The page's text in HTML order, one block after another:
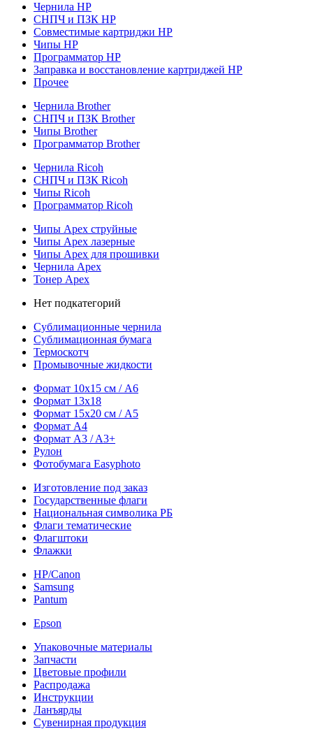
Чернила HP
СНПЧ и ПЗК HP
Совместимые картриджи HP
Чипы HP
Программатор HP
Заправка и восстановление картриджей HP
Прочее
Чернила Brother
СНПЧ и ПЗК Brother
Чипы Brother
Программатор Brother
Чернила Ricoh
СНПЧ и ПЗК Ricoh
Чипы Ricoh
Программатор Ricoh
Чипы Apex струйные
Чипы Apex лазерные
Чипы Apex для прошивки
Чернила Apex
Тонер Apex
Нет подкатегорий
Сублимационные чернила
Сублимационная бумага
Термоскотч
Промывочные жидкости
Формат 10х15 см / A6
Формат 13х18
Формат 15х20 см / A5
Формат А4
Формат A3 / A3+
Рулон
Фотобумага Easyphoto
Изготовление под заказ
Государственные флаги
Национальная символика РБ
Флаги тематические
Флагштоки
Флажки
HP/Canon
Samsung
Pantum
Epson
Упаковочные материалы
Запчасти
Цветовые профили
Распродажа
Инструкции
Ланъярды
Сувенирная продукция